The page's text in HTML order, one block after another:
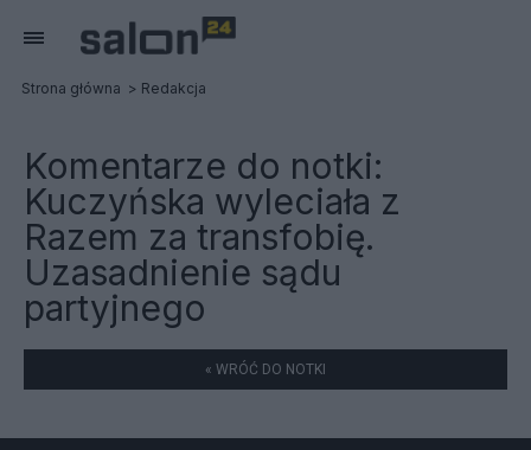
Strona główna Redakcja
Komentarze do notki:
Kuczyńska wyleciała z
Razem za transfobię.
Uzasadnienie sądu
partyjnego
« WRÓĆ DO NOTKI